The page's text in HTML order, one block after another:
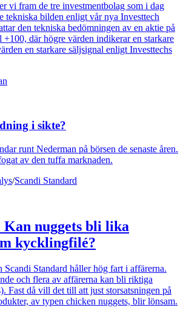
vi fram de tre investmentbolag som i dag
tekniska bilden enligt vår nya Investtech
den tekniska bedömningen av en aktie på
där högre värden indikerar en starkare
en starkare säljsignal enligt Investtechs
i sikte?
runt Nederman på börsen de senaste åren.
av den tuffa marknaden.
/Scandi Standard
nuggets bli lika
kycklingfilé?
Standard håller hög fart i affärerna.
och flera av affärerna kan bli riktiga
Fast då vill det till att just storsatsningen på
av typen chicken nuggets, blir lönsam.